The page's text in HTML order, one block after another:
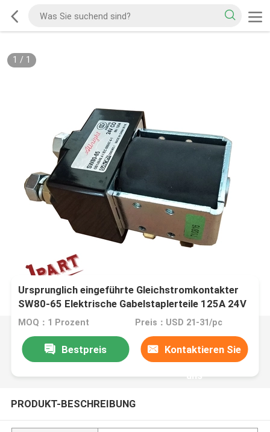
1 / 1
Ursprunglich eingeführte Gleichstromkontakter
SW80-65 Elektrische Gabelstaplerteile 125A 24V
MOQ：1 Prozent Preis：USD 21-31/pc
Bestpreis Kontaktieren Sie
uns
PRODUKT-BESCHREIBUNG